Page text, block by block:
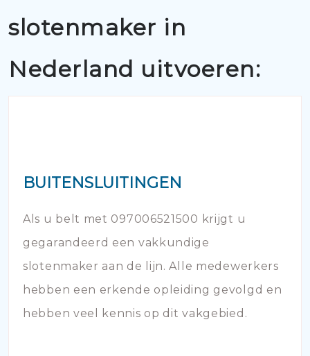
slotenmaker in
Nederland uitvoeren:
BUITENSLUITINGEN
Als u belt met 097006521500 krijgt u
gegarandeerd een vakkundige
slotenmaker aan de lijn. Alle medewerkers
hebben een erkende opleiding gevolgd en
hebben veel kennis op dit vakgebied.